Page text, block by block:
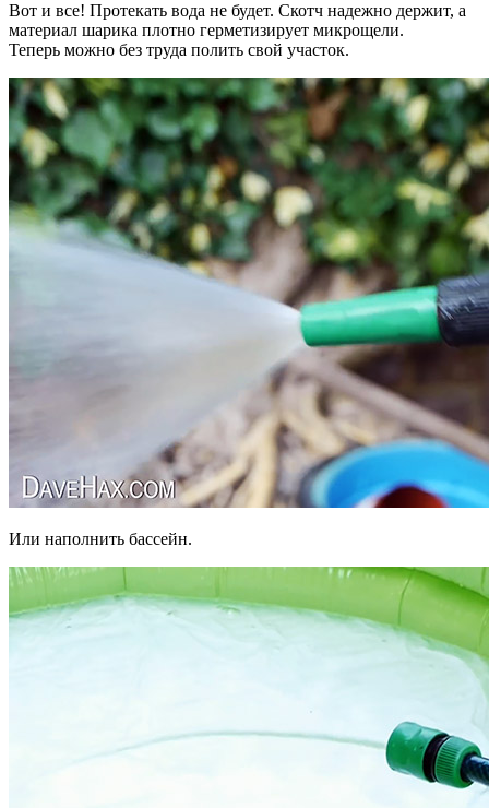
Вот и все! Протекать вода не будет. Скотч надежно держит, а
материал шарика плотно герметизирует микрощели.
Теперь можно без труда полить свой участок.
Или наполнить бассейн.